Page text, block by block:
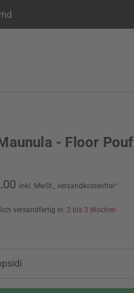
- Floor Pouf
inkl. MwSt., versandkostenfrei*
versandfertig in: 2 bis 3 Wochen